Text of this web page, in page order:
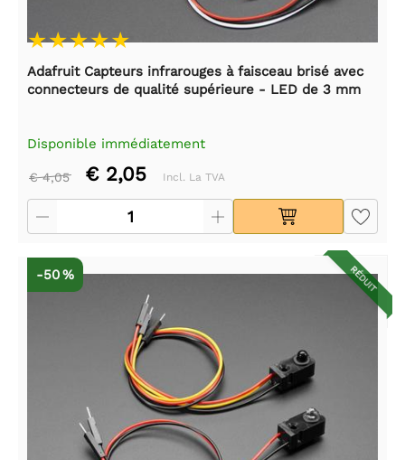
Adafruit Capteurs infrarouges à faisceau brisé avec
connecteurs de qualité supérieure - LED de 3 mm
Disponible immédiatement
€ 4,05 € 2,05 Incl. La TVA
RÉDUIT
-50 %